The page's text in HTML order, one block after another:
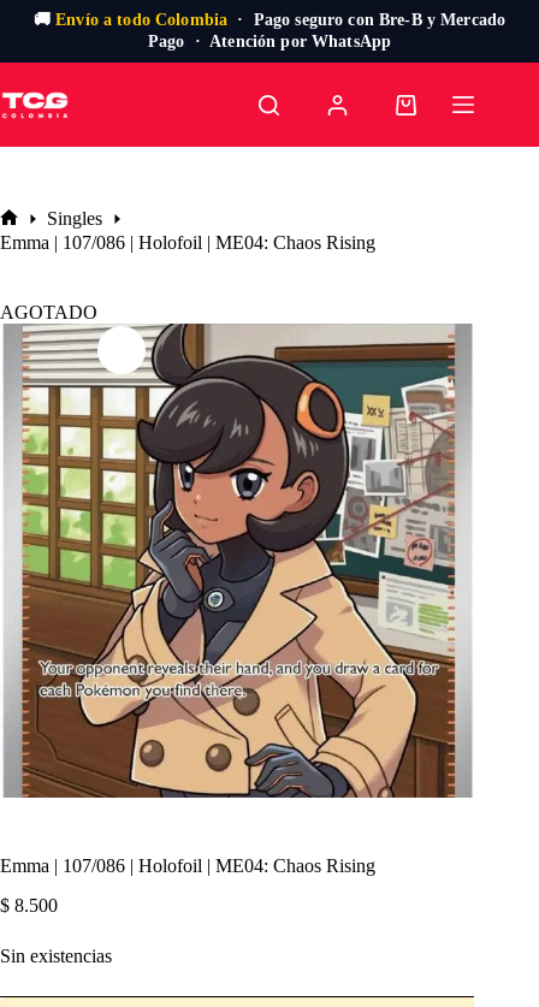
🚚Envío a todo Colombia · Pago seguro con Bre-B y Mercado
Pago · Atención por WhatsApp
al
contenido
Carro
Inicio
Singles
Emma | 107/086 | Holofoil | ME04: Chaos Rising
AGOTADO
Emma | 107/086 | Holofoil | ME04: Chaos Rising
$ 8.500
Sin existencias